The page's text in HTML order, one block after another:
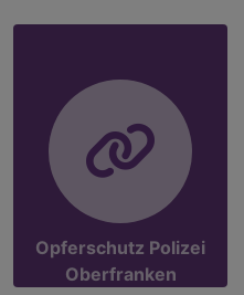
Opferschutz Polizei
Oberfranken